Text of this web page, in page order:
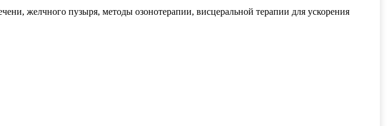
желчного пузыря, методы озонотерапии, висцеральной терапии для ускорения